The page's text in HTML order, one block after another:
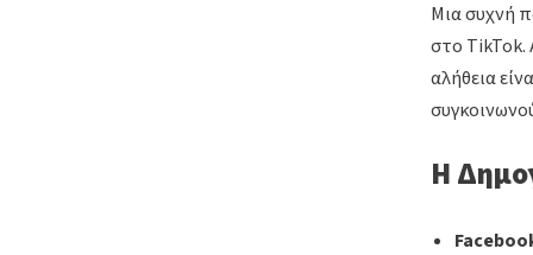
Μια συχνή
στο TikTok.
αλήθεια
Η